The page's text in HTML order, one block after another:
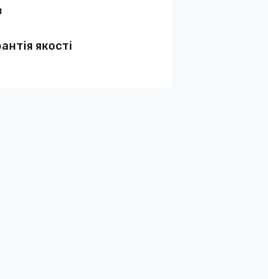
якості